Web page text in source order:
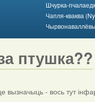
Шчурка-
Чапля-кваква
птушка??
вызначыць - вось тут